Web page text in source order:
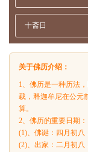
十斋日
关于佛历介绍：
1、佛历是一种历法
载，释迦牟尼在公元
算。
2、佛历的重要日期：
(1)、佛诞：四月初八
(2)、出家：二月初八